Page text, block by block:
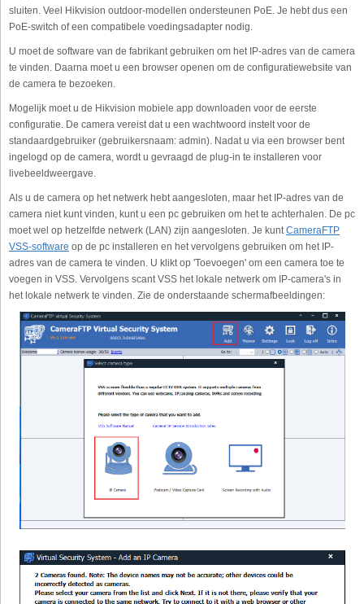
sluiten. Veel Hikvision outdoor-modellen ondersteunen PoE. Je hebt dus een
PoE-switch of een compatibele voedingsadapter nodig.
U moet de software van de fabrikant gebruiken om het IP-adres van de camera
te vinden. Daarna moet u een browser openen om de configuratiewebsite van
de camera te bezoeken.
Mogelijk moet u de Hikvision mobiele app downloaden voor de eerste
configuratie. De camera vereist dat u een wachtwoord instelt voor de
standaardgebruiker (gebruikersnaam: admin). Nadat u via een browser bent
ingelogd op de camera, wordt u gevraagd de plug-in te installeren voor
livebeeldweergave.
Als u de camera op het netwerk hebt aangesloten, maar het IP-adres van de
camera niet kunt vinden, kunt u een pc gebruiken om het te achterhalen. De pc
moet wel op hetzelfde netwerk (LAN) zijn aangesloten. Je kuntCameraFTP
VSS-software op de pc installeren en het vervolgens gebruiken om het IP-
adres van de camera te vinden. U klikt op 'Toevoegen' om een camera toe te
voegen in VSS. Vervolgens scant VSS het lokale netwerk om IP-camera's in
het lokale netwerk te vinden. Zie de onderstaande schermafbeeldingen: